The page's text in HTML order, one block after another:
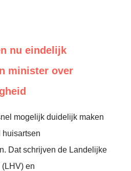
nu eindelijk
minister over
mogelijk duidelijk maken
huisartsen
Dat schrijven de Landelijke
en